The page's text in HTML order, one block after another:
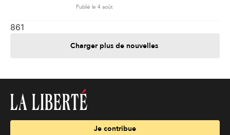
Publié le 4 août
861
Charger plus de nouvelles
Je contribue